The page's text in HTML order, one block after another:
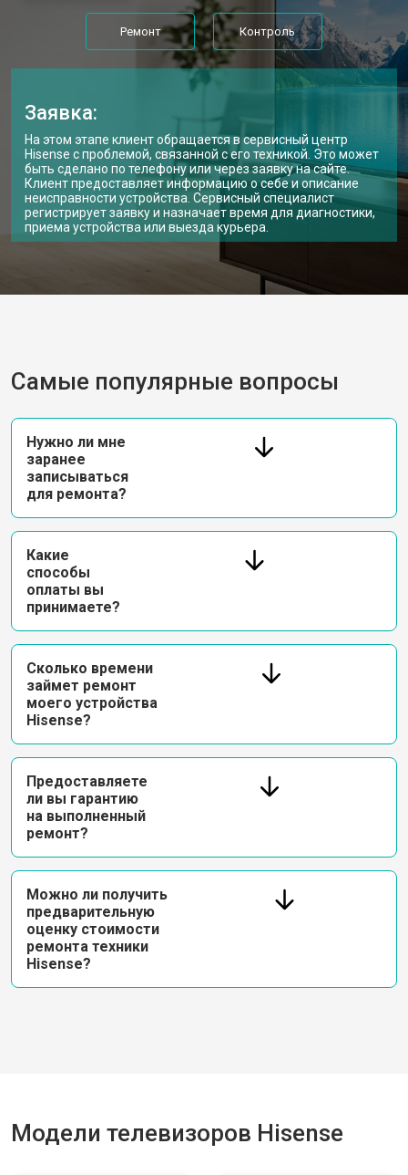
Ремонт Контроль
Заявка:
На этом этапе клиент обращается в сервисный центр
Hisense с проблемой, связанной с его техникой. Это может
быть сделано по телефону или через заявку на сайте.
Клиент предоставляет информацию о себе и описание
неисправности устройства. Сервисный специалист
регистрирует заявку и назначает время для диагностики,
приема устройства или выезда курьера.
Самые популярные вопросы
Нужно ли мне
заранее
записываться
для ремонта?
Какие
способы
оплаты вы
принимаете?
Сколько времени
займет ремонт
моего устройства
Hisense?
Предоставляете
ли вы гарантию
на выполненный
ремонт?
Можно ли получить
предварительную
оценку стоимости
ремонта техники
Hisense?
Модели телевизоров Hisense